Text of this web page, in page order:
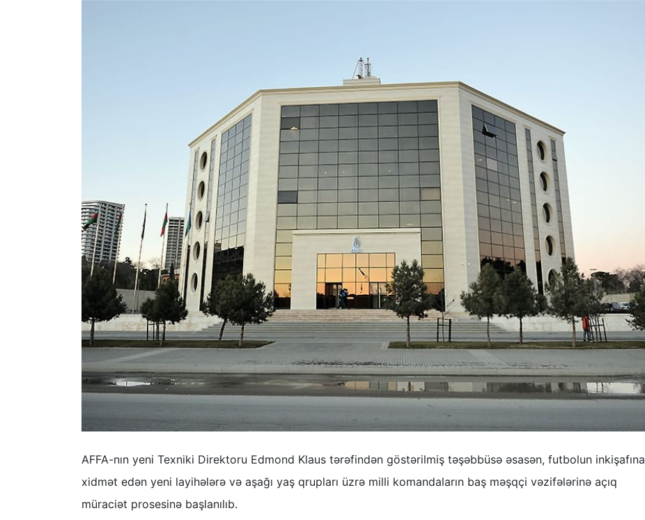
AFFA-nın yeni Texniki Direktoru Edmond Klaus tərəfindən göstərilmiş təşəbbüsə əsasən, futbolun inkişafına
xidmət edən yeni layihələrə və aşağı yaş qrupları üzrə milli komandaların baş məşqçi vəzifələrinə açıq
müraciət prosesinə başlanılıb.